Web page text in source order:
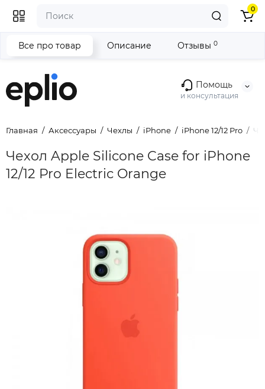
Помощь
и консультация
0
Главная Аксессуары Чехлы iPhone iPhone 12/12 Pro
Чехол Apple Silicone Case for iPhone
12/12 Pro Electric Orange
Все про товар Описание Отзывы 0